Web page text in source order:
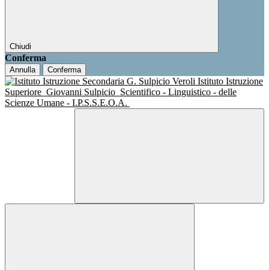
Chiudi
Conferma
Annulla Conferma
Istituto Istruzione
Superiore Giovanni Sulpicio Scientifico - Linguistico - delle
Scienze Umane - I.P.S.S.E.O.A.